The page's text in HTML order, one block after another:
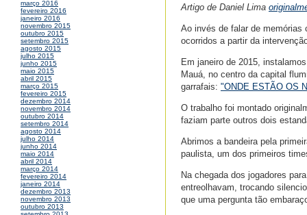
março 2016
fevereiro 2016
janeiro 2016
novembro 2015
outubro 2015
setembro 2015
agosto 2015
julho 2015
junho 2015
maio 2015
abril 2015
março 2015
fevereiro 2015
dezembro 2014
novembro 2014
outubro 2014
setembro 2014
agosto 2014
julho 2014
junho 2014
maio 2014
abril 2014
março 2014
fevereiro 2014
janeiro 2014
dezembro 2013
novembro 2013
outubro 2013
Artigo de Daniel Lima
Ao invés de falar de memórias
ocorridos a partir da
Em janeiro de 2015,
Mauá, no centro da capital
garrafais: "ONDE ESTÃO OS
O trabalho foi montado
faziam parte outros dois
Abrimos a bandeira pela
paulista, um dos primeiros
Na chegada dos jogadores
entreolhavam, trocando
que uma pergunta tão